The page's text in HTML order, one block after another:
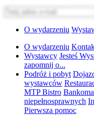
O wydarzeniu
O wydarzeniu
Wystawcy Jesteś
zapomnij o...
Podróż i pobyt
wystawców
MTP Bistro
niepełnosprawnych
Pierwsza pomoc